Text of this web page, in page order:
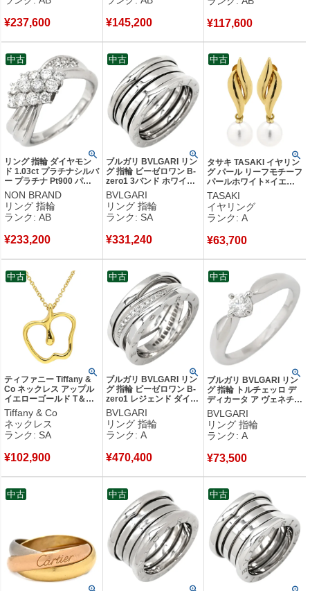
¥237,600
グ 【中古】中古品
¥145,200
【中古】中古品
¥117,600
リング 指輪 ダイヤモン
ド 1.03ct プラチナシルバ
ー プラチナ Pt900 パヴ
ェ メレダイヤ ウェーブ
流線型 リボンモチーフ
18.5号 【中古】中古品
NON BRAND
リング 指輪
ランク: AB
¥233,200
中古
ブルガリ BVLGARI リン
グ 指輪 ビーゼロワン B-
zero1 3バンド ホワイト
ゴールド #57(JP17) 18K
WG 750 18金 15.5号
346583 【中古】新品同
様品
BVLGARI
リング 指輪
ランク: SA
¥331,240
中古
タサキ TASAKI イヤリン
グ パール リーフモチーフ
パールホワイト×イエロ
ーゴールド Au750 18K
18金 YG 真珠 1P 1粒 葉
植物 ネジ式 スイング ド
ロップ 【中古】中古美品
TASAKI
イヤリング
ランク: A
¥63,700
中古
ティファニー Tiffany &
Co ネックレス アップル
イエローゴールド T＆Co.
エルサペレッティ リンゴ
Au750 YG 【中古】新品
同様品
Tiffany & Co
ネックレス
ランク: SA
¥102,900
中古
ブルガリ BVLGARI リン
グ 指輪 ビーゼロワン B-
zero1 レジェンド ダイヤ
ホワイトゴールド
#61(JP21) 750 18K WG
19.5号 355207 【保証
書】 【中古】中古美品
BVLGARI
リング 指輪
ランク: A
¥470,400
中古
ブルガリ BVLGARI リン
グ 指輪 トルチェッロ デ
ディカータ ア ヴェネチア
プラチナシルバー プラチ
ナ Pt950 ダイヤ 7号
343723 【中古】中古美
品
BVLGARI
リング 指輪
ランク: A
¥73,500
中古
中古 中古 中古